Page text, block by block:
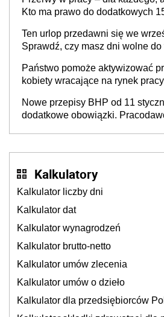
refundacji, ale bariery po stronie
świadomości pracodawców
Kto ma prawo do dodatkowych
Ten urlop przedawni się we
Sprawdź, czy masz dni wolne
Państwo pomoże aktywizować
kobiety wracające na rynek
neuroatypowe. Powstanie
Inkluzywności w Zatrudnianiu?
Nowe przepisy BHP od 11
dodatkowe obowiązki.
Kalkulatory
Kalkulator liczby dni
Kalkulator dat
Kalkulator wynagrodzeń
Kalkulator brutto-netto
Kalkulator umów zlecenia
Kalkulator umów o dzieło
Kalkulator dla przedsiębiorców